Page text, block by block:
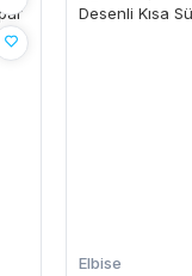
Elbise